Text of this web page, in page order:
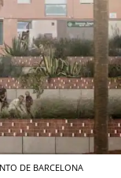
DE BARCELONA